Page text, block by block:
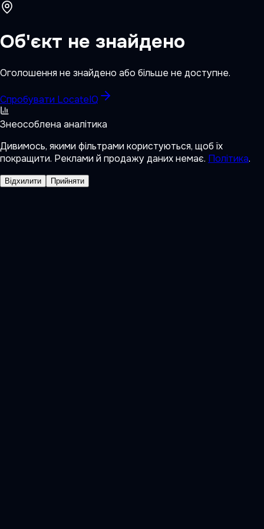
Об'єкт не знайдено
Оголошення не знайдено або більше не доступне.
Спробувати LocateIQ
Знеособлена аналітика
Дивимось, якими фільтрами користуються, щоб їх
покращити. Реклами й продажу даних немає. Політика.
Відхилити Прийняти